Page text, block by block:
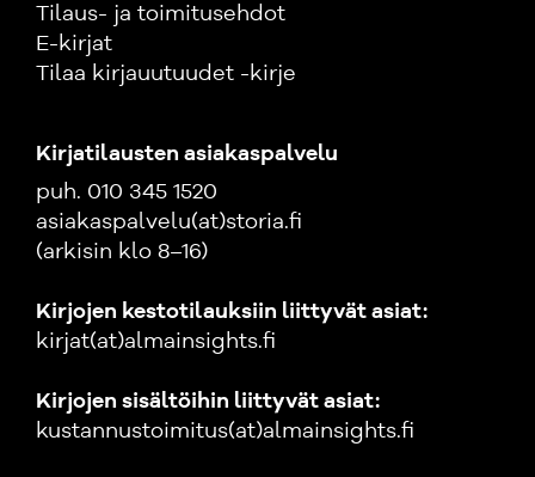
Tilaus- ja toimitusehdot
E-kirjat
Tilaa kirjauutuudet -kirje
Kirjatilausten asiakaspalvelu
puh. 010 345 1520
asiakaspalvelu(at)storia.fi
(arkisin klo 8–16)
Kirjojen kestotilauksiin liittyvät asiat:
kirjat(at)almainsights.fi
Kirjojen sisältöihin liittyvät asiat:
kustannustoimitus(at)almainsights.fi